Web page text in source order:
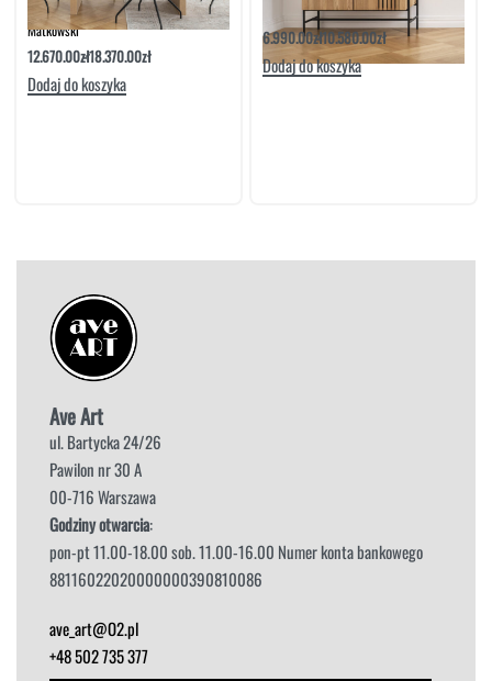
Stół Dębowy Rozkładany More | Meble
Matkowski
12.670.00zł18.370.00zł
Dodaj do koszyka
Witryna 2D More | Meble Matkowski
6.990.00zł10.580.00zł
Dodaj do koszyka
Ave Art
ul. Bartycka 24/26
Pawilon nr 30 A
00-716 Warszawa
Godziny otwarcia:
pon-pt 11.00-18.00 sob. 11.00-16.00 Numer konta bankowego
88116022020000000390810086
ave_art@O2.pl
+48 502 735 377